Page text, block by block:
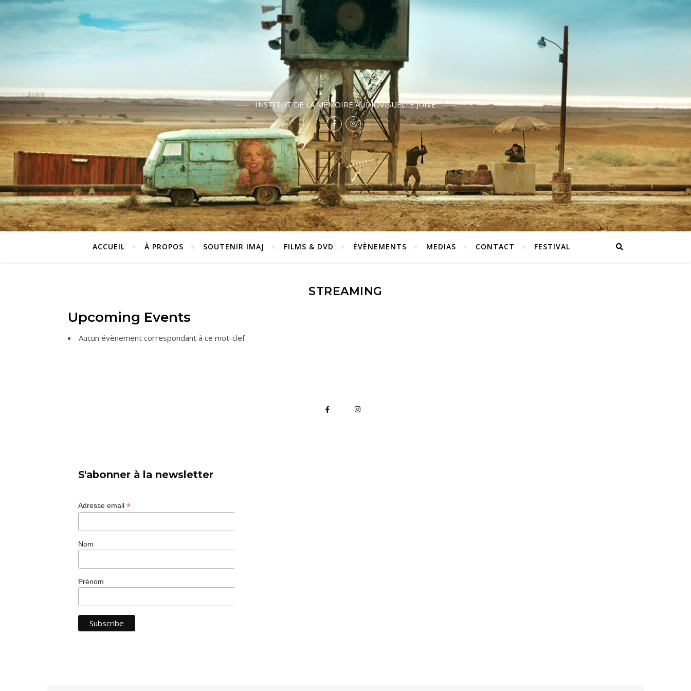
INSTITUT DE LA MÉMOIRE AUDIOVISUELLE JUIVE
ACCUEIL À PROPOS SOUTENIR IMAJ FILMS & DVD ÉVÈNEMENTS MEDIAS CONTACT FESTIVAL
STREAMING
Upcoming Events
Aucun évènement correspondant à ce mot-clef
S'abonner à la newsletter
Adresse email *
Nom
Prénom